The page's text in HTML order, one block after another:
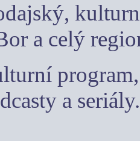
a celý
a seriály.